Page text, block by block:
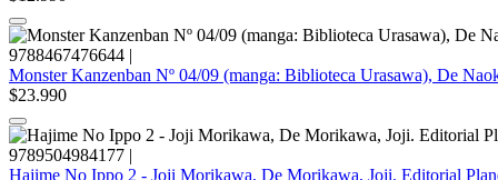
9788467476644 |
Monster Kanzenban Nº 04/09 (manga: Biblioteca Urasawa), De
$23.990
9789504984177 |
Hajime No Ippo 2 - Joji Morikawa, De Morikawa, Joji. Editorial